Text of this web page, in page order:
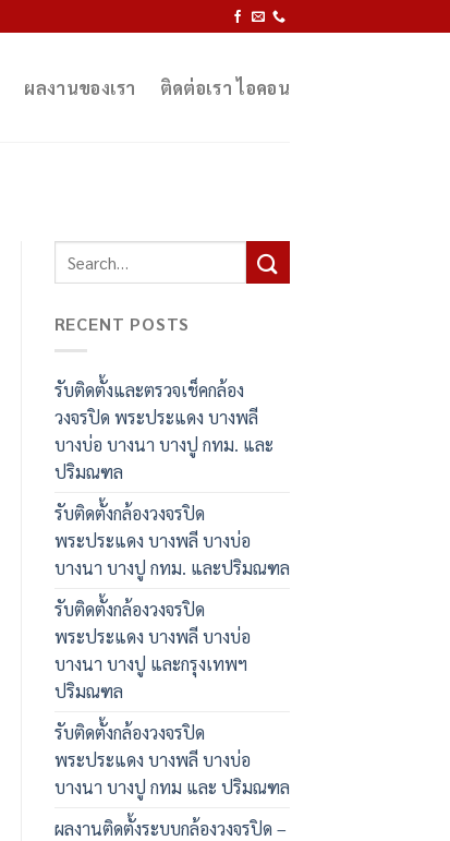
ผลงานของเรา ติดต่อเรา ไอคอน
RECENT POSTS
รับติดตั้งและตรวจเช็คกล้อง
วงจรปิด พระประแดง บางพลี
บางบ่อ บางนา บางปู กทม. และ
ปริมณฑล
รับติดตั้งกล้องวงจรปิด
พระประแดง บางพลี บางบ่อ
บางนา บางปู กทม. และปริมณฑล
รับติดตั้งกล้องวงจรปิด
พระประแดง บางพลี บางบ่อ
บางนา บางปู และกรุงเทพฯ
ปริมณฑล
รับติดตั้งกล้องวงจรปิด
พระประแดง บางพลี บางบ่อ
บางนา บางปู กทม และ ปริมณฑล
ผลงานติดตั้งระบบกล้องวงจรปิด –